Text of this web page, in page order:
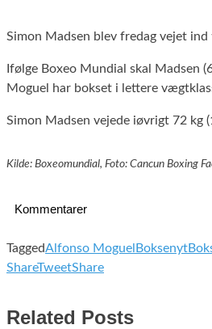
Simon Madsen blev fredag vejet
Ifølge Boxeo Mundial skal Madsen
Moguel har bokset i lettere
Simon Madsen vejede iøvrigt 72 kg
Kilde: Boxeomundial, Foto: Cancun Boxing
Kommentarer
TaggedAlfonso Moguel Boksenyt
ShareTweetShare
Related Posts